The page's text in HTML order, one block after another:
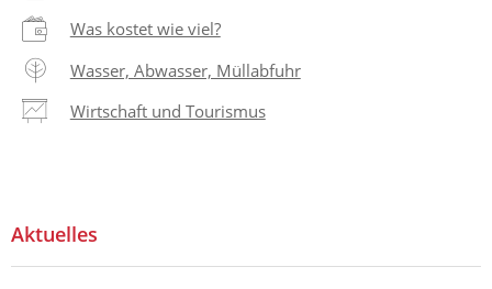
Was kostet wie viel?
Wasser, Abwasser, Müllabfuhr
Wirtschaft und Tourismus
Aktuelles